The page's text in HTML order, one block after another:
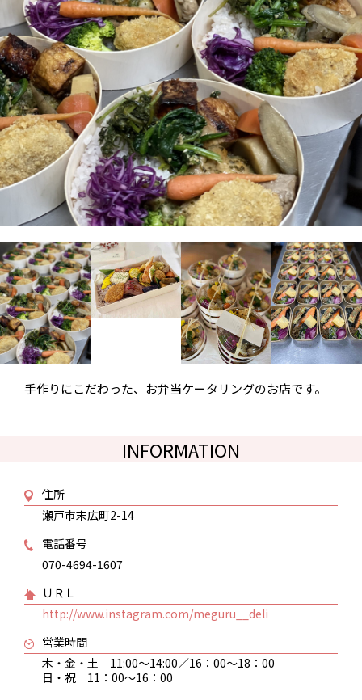
手作りにこだわった、お弁当ケータリングのお店です。
INFORMATION
住所
瀬戸市末広町2-14
電話番号
070-4694-1607
ＵＲＬ
http://www.instagram.com/meguru__deli
営業時間
木・金・土 11:00～14:00／16：00～18：00
日・祝 11：00～16：00